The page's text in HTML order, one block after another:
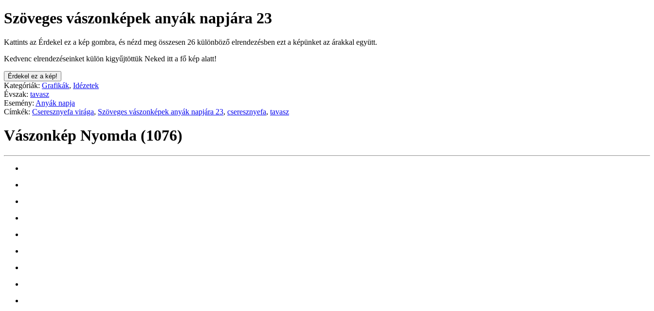
Szöveges vászonképek anyák napjára 23
Kattints az Érdekel ez a kép gombra, és nézd meg összesen 26 különböző elrendezésben ezt a képünket az árakkal együtt.
Kedvenc elrendezéseinket külön kigyűjtöttük Neked itt a fő kép alatt!
Érdekel ez a kép!
Kategóriák: Grafikák, Idézetek
Évszak: tavasz
Esemény: Anyák napja
Címkék: Cseresznyefa virága, Szöveges vászonképek anyák napjára 23, cseresznyefa, tavasz
Vászonkép Nyomda (1076)